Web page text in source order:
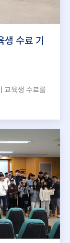
수료 기
교육생 수료를